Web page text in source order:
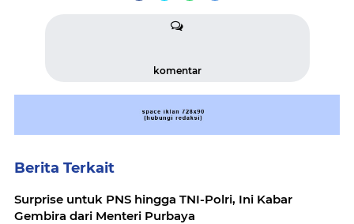
komentar
Berita Terkait
Surprise untuk PNS hingga TNI-Polri, Ini Kabar
Gembira dari Menteri Purbaya